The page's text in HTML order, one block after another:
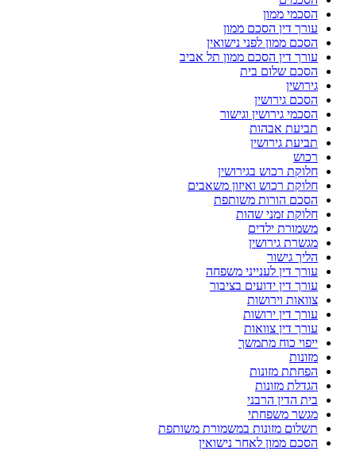
הסכמי ממון
עורך דין הסכם ממון
הסכם ממון לפני נישואין
עורך דין הסכם ממון תל אביב
הסכם שלום בית
גירושין
הסכם גירושין
הסכמי גירושין וגישור
תביעת אבהות
תביעת גירושין
רכוש
חלוקת רכוש בגירושין
חלוקת רכוש ואיזון משאבים
הסכם הורות משותפת
חלוקת זמני שהות
משמורת ילדים
מגשרת גירושין
הליך גישור
עורך דין לענייני משפחה
עורך דין ידועים בציבור
צוואות וירושות
עורך דין ירושות
עורך דין צוואות
ייפוי כוח מתמשך
מזונות
הפחתת מזונות
הגדלת מזונות
בית הדין הרבני
מגשר משפחתי
תשלום מזונות במשמורת משותפת
הסכם ממון לאחר נישואין